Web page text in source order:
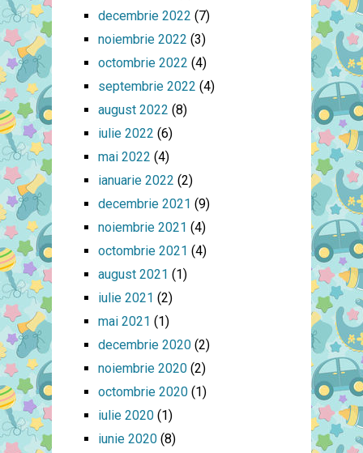
decembrie 2022 (7)
noiembrie 2022 (3)
octombrie 2022 (4)
septembrie 2022 (4)
august 2022 (8)
iulie 2022 (6)
mai 2022 (4)
ianuarie 2022 (2)
decembrie 2021 (9)
noiembrie 2021 (4)
octombrie 2021 (4)
august 2021 (1)
iulie 2021 (2)
mai 2021 (1)
decembrie 2020(2)
noiembrie 2020(2)
octombrie 2020(1)
iulie 2020(1)
iunie 2020(8)